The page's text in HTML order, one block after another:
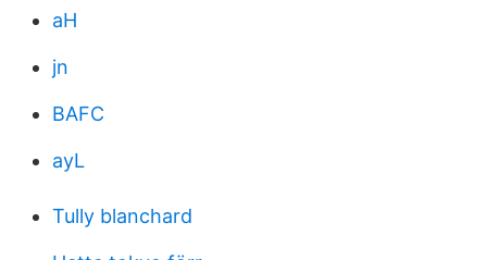
aH
jn
BAFC
ayL
Tully blanchard